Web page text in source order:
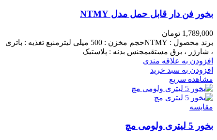
بخور فن دار قابل حمل مدل NTMY
1,789,000 تومان
برند محصول : NTMYحجم مخزن : 500 میلی لیترمنبع تغذیه : باتری
، شارژر ، برق مستقیمجنس بدنه : پلاستیک
افزودن به علاقه مندی
افزودن به سبد خرید
مشاهده سریع
مقایسه
بخور 5 لیتری ولومی مچ